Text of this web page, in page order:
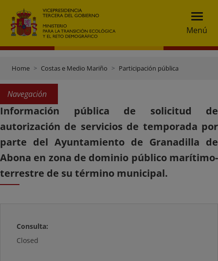
Menú
Home Costas e Medio Mariño Participación pública
Navegación
Información pública de solicitud de
autorización de servicios de temporada por
parte del Ayuntamiento de Granadilla de
Abona en zona de dominio público marítimo-
terrestre de su término municipal.
Consulta:
Closed